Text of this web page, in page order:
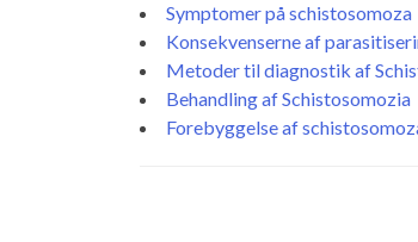
Symptomer på schistosomoza
Konsekvenserne af
Metoder til diagnostik af
Behandling af Schistosomozia
Forebyggelse af